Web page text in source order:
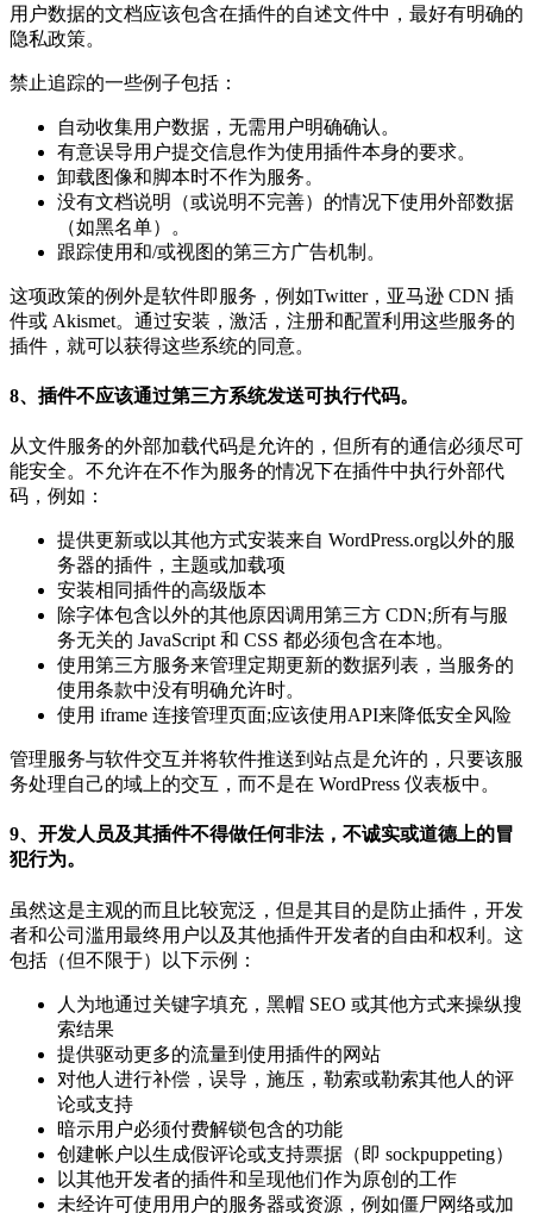
用户数据的文档应该包含在插件的自述文件中，最好有明确的
隐私政策。
禁止追踪的一些例子包括：
自动收集用户数据，无需用户明确确认。
有意误导用户提交信息作为使用插件本身的要求。
卸载图像和脚本时不作为服务。
没有文档说明（或说明不完善）的情况下使用外部数据
（如黑名单）。
跟踪使用和/或视图的第三方广告机制。
这项政策的例外是软件即服务，例如Twitter，亚马逊 CDN 插
件或 Akismet。通过安装，激活，注册和配置利用这些服务的
插件，就可以获得这些系统的同意。
8、插件不应该通过第三方系统发送可执行代码。
从文件服务的外部加载代码是允许的，但所有的通信必须尽可
能安全。不允许在不作为服务的情况下在插件中执行外部代
码，例如：
提供更新或以其他方式安装来自 WordPress.org以外的服
务器的插件，主题或加载项
安装相同插件的高级版本
除字体包含以外的其他原因调用第三方 CDN;所有与服
务无关的 JavaScript 和 CSS 都必须包含在本地。
使用第三方服务来管理定期更新的数据列表，当服务的
使用条款中没有明确允许时。
使用 iframe 连接管理页面;应该使用API​​来降低安全风险
管理服务与软件交互并将软件推送到站点是允许的，只要该服
务处理自己的域上的交互，而不是在 WordPress 仪表板中。
9、开发人员及其插件不得做任何非法，不诚实或道德上的冒
犯行为。
虽然这是主观的而且比较宽泛，但是其目的是防止插件，开发
者和公司滥用最终用户以及其他插件开发者的自由和权利。这
包括（但不限于）以下示例：
人为地通过关键字填充，黑帽 SEO 或其他方式来操纵搜
索结果
提供驱动更多的流量到使用插件的网站
对他人进行补偿，误导，施压，勒索或勒索其他人的评
论或支持
暗示用户必须付费解锁包含的功能
创建帐户以生成假评论或支持票据（即 sockpuppeting）
以其他开发者的插件和呈现他们作为原创的工作
未经许可使用用户的服务器或资源，例如僵尸网络或加